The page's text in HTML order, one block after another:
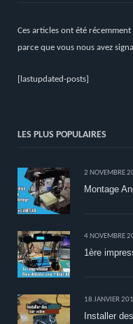
Ces articles ont été
parce que vous nous avez
[lastupdated-posts]
LES PLUS POPULAIRES
2 NOVEMBRE
Montage
4 NOVEMBRE
1ère
18 JANVIER
Installer